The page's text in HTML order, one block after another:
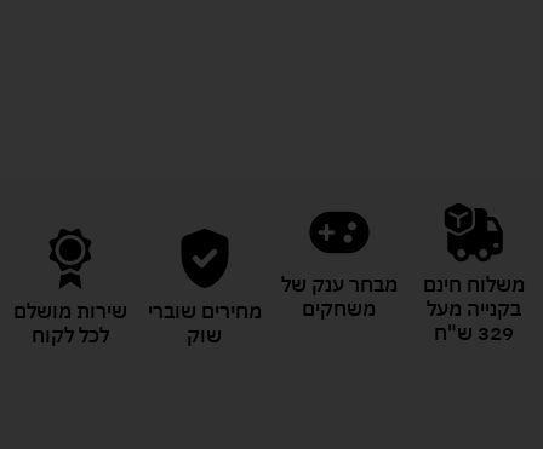
משלוח חינם
בקנייה מעל
329 ש"ח
מבחר ענק של
משחקים
מחירים שוברי
שוק
שירות מושלם
לכל לקוח